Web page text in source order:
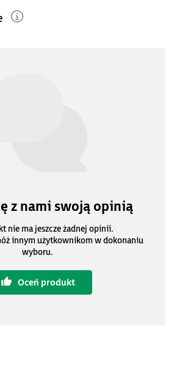
z nami swoją opinią
nie ma jeszcze żadnej opinii.
innym użytkownikom w dokonaniu
wyboru.
Oceń produkt